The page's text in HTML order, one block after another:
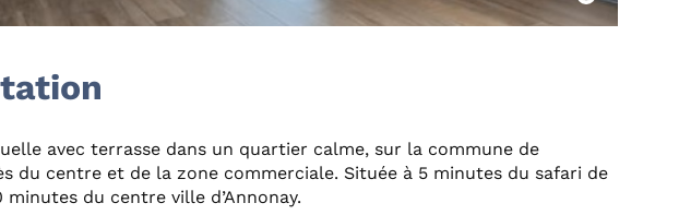
avec terrasse dans un quartier calme, sur la commune de
du centre et de la zone commerciale. Située à 5 minutes du safari de
minutes du centre ville d’Annonay.